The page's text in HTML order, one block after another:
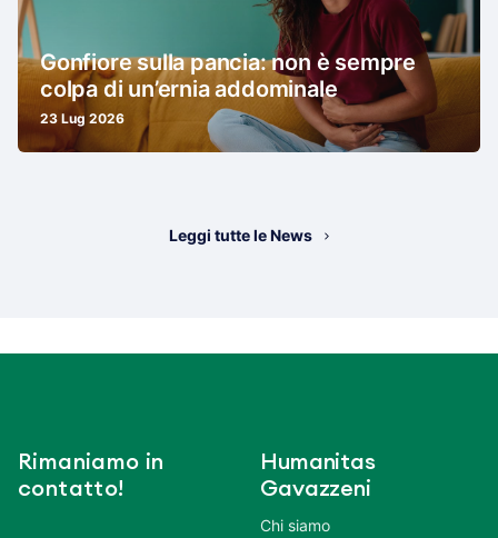
Gonfiore sulla pancia: non è sempre
colpa di un’ernia addominale
23 Lug 2026
Leggi tutte le News
Rimaniamo in
contatto!
Humanitas
Gavazzeni
Chi siamo